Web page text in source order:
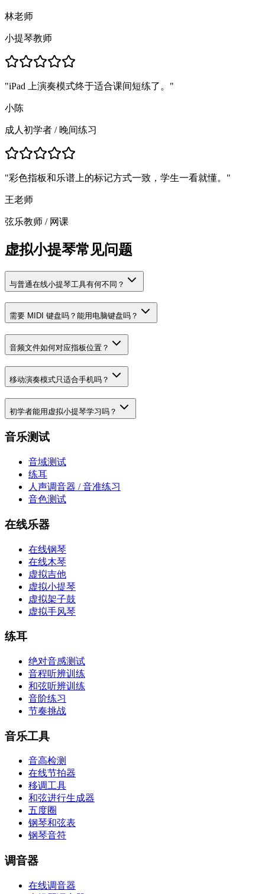
林老师
小提琴教师
"iPad 上演奏模式终于适合课间短练了。 "
小陈
成人初学者 / 晚间练习
"彩色指板和乐谱上的标记方式一致，学生一看就懂。 "
王老师
弦乐教师 / 网课
虚拟小提琴常见问题
与普通在线小提琴工具有何不同？
需要 MIDI 键盘吗？能用电脑键盘吗？
音频文件如何对应指板位置？
移动演奏模式只适合手机吗？
初学者能用虚拟小提琴学习吗？
音乐测试
音域测试
练耳
人声调音器 / 音准练习
音色测试
在线乐器
在线钢琴
在线木琴
虚拟吉他
虚拟小提琴
虚拟架子鼓
虚拟手风琴
练耳
绝对音感测试
音程听辨训练
和弦听辨训练
音阶练习
节奏挑战
音乐工具
音高检测
在线节拍器
移调工具
和弦进行生成器
五度圈
钢琴和弦表
钢琴音符
调音器
在线调音器